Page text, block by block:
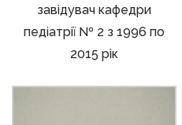
завідувач кафедри
педіатрії № 2 з 1996 по
2015 рік